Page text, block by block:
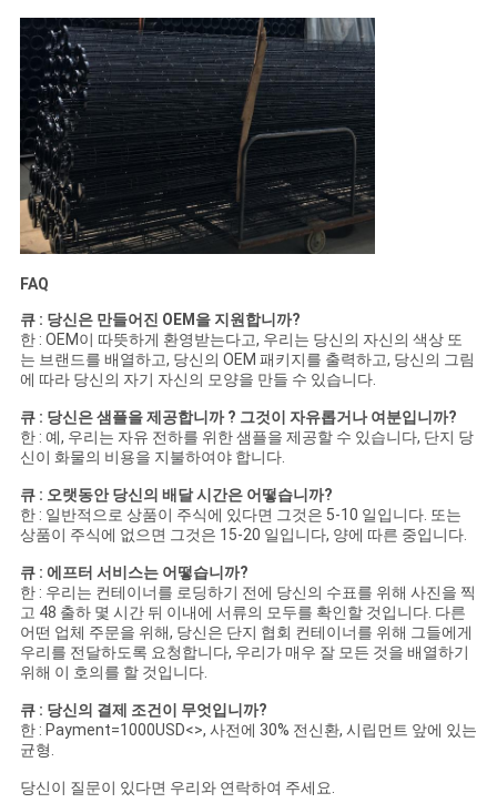
FAQ
큐 : 당신은 만들어진 OEM을 지원합니까?
한 : OEM이 따뜻하게 환영받는다고, 우리는 당신의 자신의 색상 또
는 브랜드를 배열하고, 당신의 OEM 패키지를 출력하고, 당신의 그림
에 따라 당신의 자기 자신의 모양을 만들 수 있습니다.
큐 : 당신은 샘플을 제공합니까 ? 그것이 자유롭거나 여분입니까?
한 : 예, 우리는 자유 전하를 위한 샘플을 제공할 수 있습니다, 단지 당
신이 화물의 비용을 지불하여야 합니다.
큐 : 오랫동안 당신의 배달 시간은 어떻습니까?
한 : 일반적으로 상품이 주식에 있다면 그것은 5-10 일입니다. 또는
상품이 주식에 없으면 그것은 15-20 일입니다, 양에 따른 중입니다.
큐 : 에프터 서비스는 어떻습니까?
한 : 우리는 컨테이너를 로딩하기 전에 당신의 수표를 위해 사진을 찍
고 48 출하 몇 시간 뒤 이내에 서류의 모두를 확인할 것입니다. 다른
어떤 업체 주문을 위해, 당신은 단지 협회 컨테이너를 위해 그들에게
우리를 전달하도록 요청합니다, 우리가 매우 잘 모든 것을 배열하기
위해 이 호의를 할 것입니다.
큐 : 당신의 결제 조건이 무엇입니까?
한 : Payment=1000USD<>, 사전에 30% 전신환, 시립먼트 앞에 있는
균형.
당신이 질문이 있다면 우리와 연락하여 주세요